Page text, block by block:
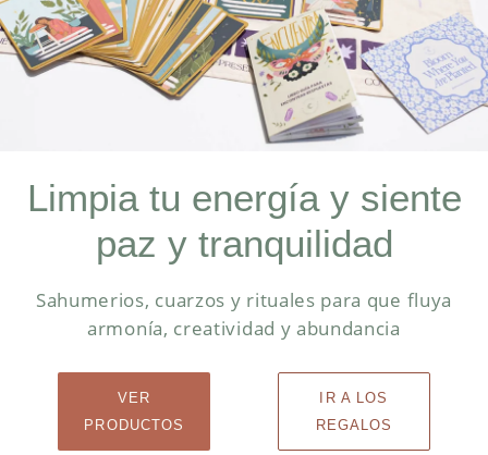
Limpia tu energía y siente
paz y tranquilidad
Sahumerios, cuarzos y rituales para que fluya
armonía, creatividad y abundancia
VER
PRODUCTOS
IR A LOS
REGALOS